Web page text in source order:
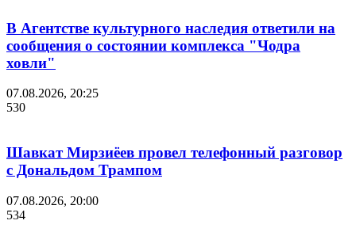
В Агентстве культурного наследия ответили на
сообщения о состоянии комплекса "Чодра
ховли"
07.08.2026, 20:25
530
Шавкат Мирзиёев провел телефонный разговор
с Дональдом Трампом
07.08.2026, 20:00
534